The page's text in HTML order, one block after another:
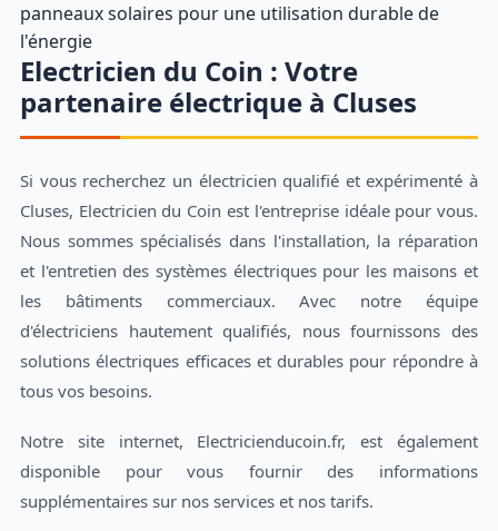
panneaux solaires pour une utilisation durable de
l'énergie
Electricien du Coin : Votre
partenaire électrique à Cluses
Si vous recherchez un électricien qualifié et expérimenté à
Cluses, Electricien du Coin est l'entreprise idéale pour vous.
Nous sommes spécialisés dans l'installation, la réparation
et l'entretien des systèmes électriques pour les maisons et
les bâtiments commerciaux. Avec notre équipe
d'électriciens hautement qualifiés, nous fournissons des
solutions électriques efficaces et durables pour répondre à
tous vos besoins.
Notre site internet, Electricienducoin.fr, est également
disponible pour vous fournir des informations
supplémentaires sur nos services et nos tarifs.